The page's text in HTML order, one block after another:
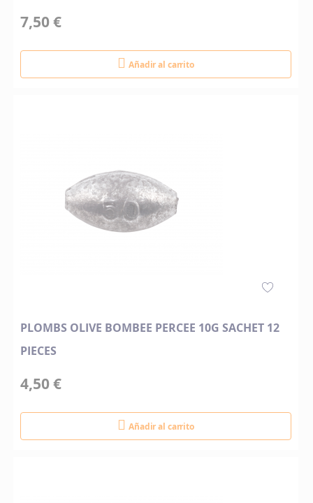
7,50 €
Añadir al carrito
PLOMBS OLIVE BOMBEE PERCEE 10G SACHET 12
PIECES
4,50 €
Añadir al carrito